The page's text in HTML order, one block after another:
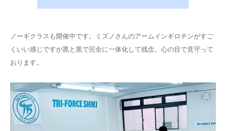
ノーギクラスも開催中です。ミズノさんのアームインギロチンがすご
くいい感じですが黒と黒で完全に一体化して残念。心の目で見守って
おります。